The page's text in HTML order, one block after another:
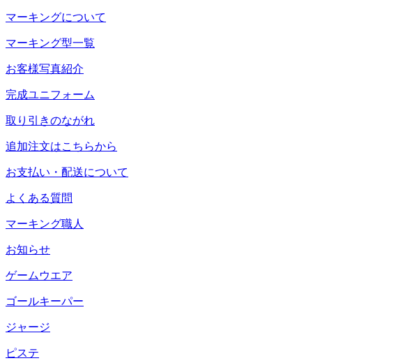
マーキングについて
マーキング型一覧
お客様写真紹介
完成ユニフォーム
取り引きのながれ
追加注文はこちらから
お支払い・配送について
よくある質問
マーキング職人
お知らせ
ゲームウエア
ゴールキーパー
ジャージ
ピステ